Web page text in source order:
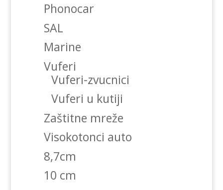
Phonocar
SAL
Marine
Vuferi
Vuferi-zvucnici
Vuferi u kutiji
Zaštitne mreže
Visokotonci auto
8,7cm
10 cm